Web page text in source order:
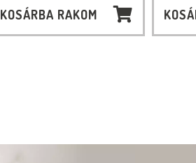
KOSÁRBA RAKOM